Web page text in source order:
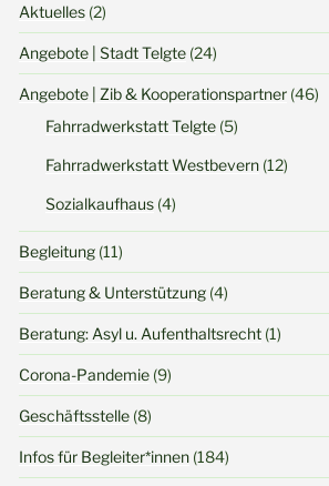
Aktuelles(2)
Angebote | Stadt Telgte(24)
Angebote | Zib & Kooperationspartner(46)
Fahrradwerkstatt Telgte(5)
Fahrradwerkstatt Westbevern(12)
Sozialkaufhaus(4)
Begleitung(11)
Beratung & Unterstützung(4)
Beratung: Asyl u. Aufenthaltsrecht(1)
Corona-Pandemie(9)
Geschäftsstelle(8)
Infos für Begleiter*innen(184)